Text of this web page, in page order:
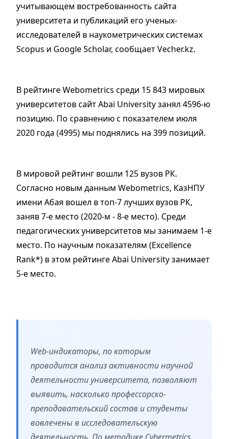
учитывающем востребованность сайта
университета и публикаций его ученых-
исследователей в наукометрических системах
Scopus и Google Scholar, сообщает Vecher.kz.
В рейтинге Webometrics​ среди 15 843 мировых
университетов сайт Abai University​ занял​ 4596-ю
позицию. По сравнению с показателем июля
2020 года (4995) мы поднялись на 399 позиций.
В мировой рейтинг вошли 125 вузов РК.​
Согласно новым данным​ Webometrics, КазНПУ
имени Абая​ вошел в топ-7 лучших вузов РК,​
заняв 7-е место (2020-м - 8-е место). Среди
педагогических университетов мы занимаем 1-е
место. По научным показателям (Excellence
Rank*) в этом рейтинге Abai University занимает
5-е место.
Web-индикаторы, по которым
проводится анализ активности научной
деятельности университета, позволяют
выявить, насколько профессорско-
преподавательский состав и студенты
вовлечены в исследовательскую